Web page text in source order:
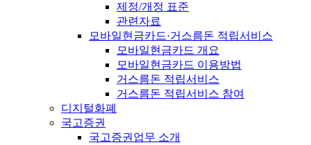
제정/개정 표준
관련자료
모바일현금카드·거스름돈 적립서비스
모바일현금카드 개요
모바일현금카드 이용방법
거스름돈 적립서비스
거스름돈 적립서비스 참여
디지털화폐
국고증권
국고증권업무 소개